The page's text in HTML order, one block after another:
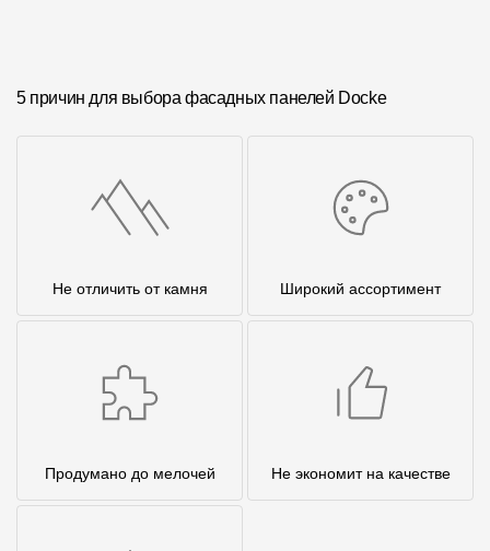
5 причин для выбора фасадных панелей Docke
Не отличить от камня Широкий ассортимент
Продумано до мелочей Не экономит на качестве